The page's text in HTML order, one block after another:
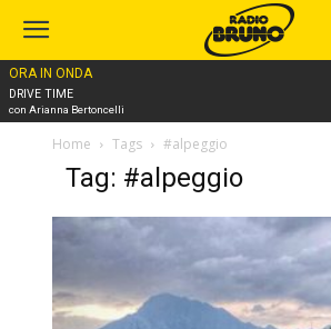
ORA IN ONDA
DRIVE TIME
con Arianna Bertoncelli
Home Tags #alpeggio
Tag: #alpeggio